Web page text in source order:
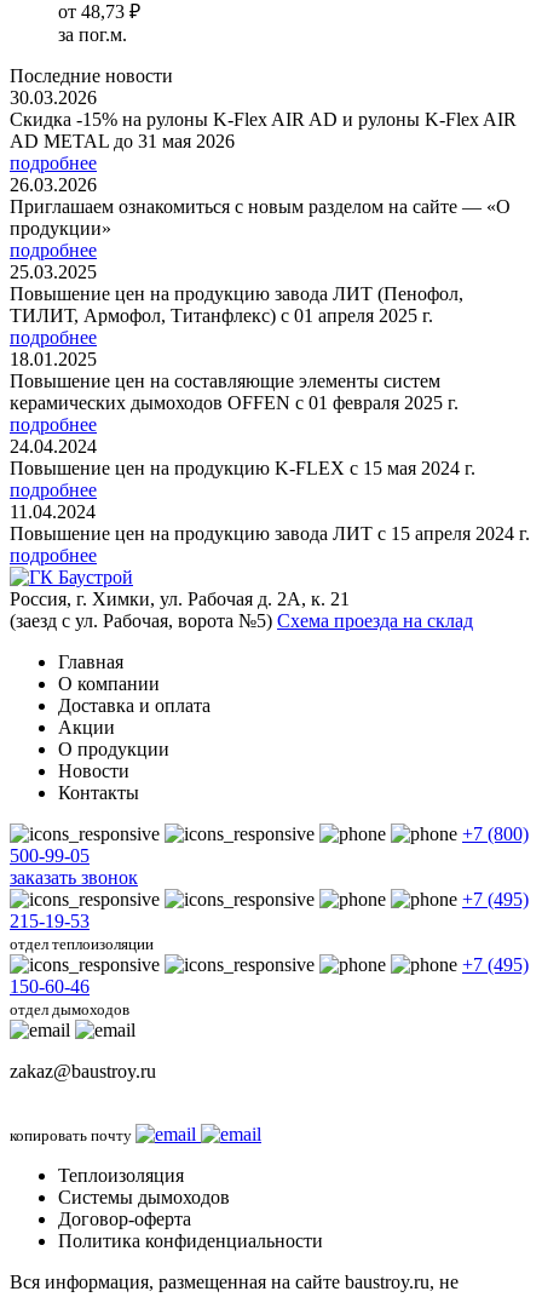
от 48,73 ₽
за пог.м.
Последние новости
30.03.2026
Скидка -15% на рулоны K-Flex AIR AD и рулоны K-Flex AIR
AD METAL до 31 мая 2026
подробнее
26.03.2026
Приглашаем ознакомиться с новым разделом на сайте — «О
продукции»
подробнее
25.03.2025
Повышение цен на продукцию завода ЛИТ (Пенофол,
ТИЛИТ, Армофол, Титанфлекс) с 01 апреля 2025 г.
подробнее
18.01.2025
Повышение цен на составляющие элементы систем
керамических дымоходов OFFEN с 01 февраля 2025 г.
подробнее
24.04.2024
Повышение цен на продукцию K-FLEX с 15 мая 2024 г.
подробнее
11.04.2024
Повышение цен на продукцию завода ЛИТ с 15 апреля 2024 г.
подробнее
Россия, г. Химки, ул. Рабочая д. 2А, к. 21
(заезд с ул. Рабочая, ворота №5) Схема проезда на склад
Главная
О компании
Доставка и оплата
Акции
О продукции
Новости
Контакты
+7 (800)
500-99-05
заказать звонок
+7 (495)
215-19-53
отдел теплоизоляции
+7 (495)
150-60-46
отдел дымоходов
zakaz@baustroy.ru
копировать почту
Теплоизоляция
Системы дымоходов
Договор-оферта
Политика конфиденциальности
Вся информация, размещенная на сайте baustroy.ru, не